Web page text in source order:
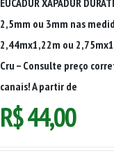
EUCADUR XAPADUR
2,5mm ou 3mm nas
2,44mx1,22m ou
Cru – Consulte preço
canais! A partir de
R$44,00